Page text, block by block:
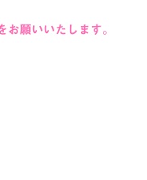
願いいたします。